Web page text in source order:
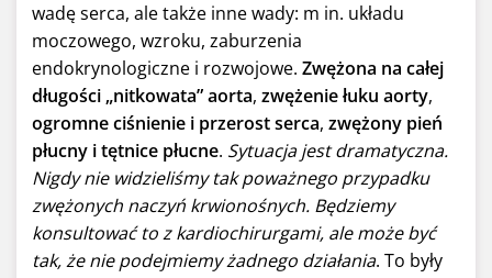
wadę serca, ale także inne wady: m in. układu
moczowego, wzroku, zaburzenia
endokrynologiczne i rozwojowe. Zwężona na całej
długości „nitkowata” aorta, zwężenie łuku aorty,
ogromne ciśnienie i przerost serca, zwężony pień
płucny i tętnice płucne. Sytuacja jest dramatyczna.
Nigdy nie widzieliśmy tak poważnego przypadku
zwężonych naczyń krwionośnych. Będziemy
konsultować to z kardiochirurgami, ale może być
tak, że nie podejmiemy żadnego działania. To były